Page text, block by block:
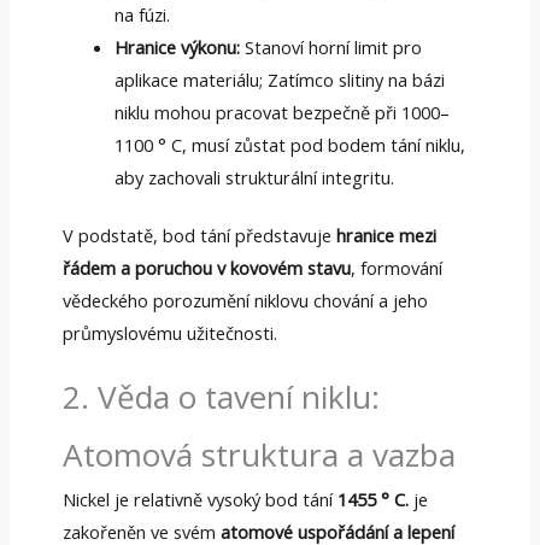
na fúzi.
Hranice výkonu: Stanoví horní limit pro
aplikace materiálu; Zatímco slitiny na bázi
niklu mohou pracovat bezpečně při 1000–
1100 ° C, musí zůstat pod bodem tání niklu,
aby zachovali strukturální integritu.
V podstatě, bod tání představuje hranice mezi
řádem a poruchou v kovovém stavu, formování
vědeckého porozumění niklovu chování a jeho
průmyslovému užitečnosti.
2. Věda o tavení niklu:
Atomová struktura a vazba
Nickel je relativně vysoký bod tání 1455 ° C.je
zakořeněn ve svém atomové uspořádání a lepení